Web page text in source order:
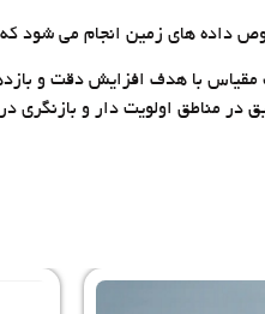
داده های زمین انجام می شود
مقیاس با هدف افزایش دقت و
مناطق اولویت دار و بازنگری